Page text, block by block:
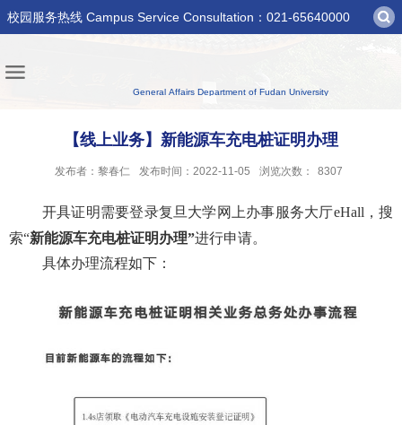
校园服务热线 Campus Service Consultation：021-65640000
【线上业务】新能源车充电桩证明办理
发布者：黎春仁 发布时间：2022-11-05 浏览次数： 8307
开具证明需要登录复旦大学网上办事服务大厅eHall，搜
索“新能源车充电桩证明办理”进行申请。
具体办理流程如下：